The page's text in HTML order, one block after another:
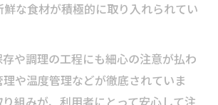
な食材が積極的に取り入れられてい
や調理の工程にも細心の注意が払わ
や温度管理などが徹底されていま